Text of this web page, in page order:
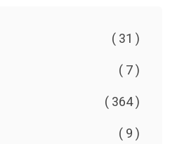
( 31 )
( 7 )
( 364 )
( 9 )